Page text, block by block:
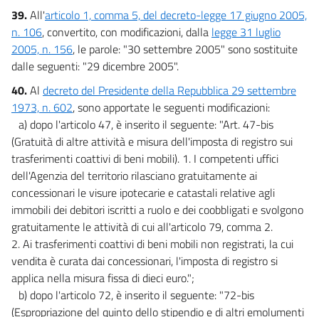
39.All'articolo 1, comma 5, del decreto-legge 17 giugno 2005,
n. 106, convertito, con modificazioni, dalla legge 31 luglio
2005, n. 156, le parole: "30 settembre 2005" sono sostituite
dalle seguenti: "29 dicembre 2005".
40.Al decreto del Presidente della Repubblica 29 settembre
1973, n. 602, sono apportate le seguenti modificazioni:
a) dopo l'articolo 47, è inserito il seguente: "Art. 47-bis
(Gratuità di altre attività e misura dell'imposta di registro sui
trasferimenti coattivi di beni mobili). 1. I competenti uffici
dell'Agenzia del territorio rilasciano gratuitamente ai
concessionari le visure ipotecarie e catastali relative agli
immobili dei debitori iscritti a ruolo e dei coobbligati e svolgono
gratuitamente le attività di cui all'articolo 79, comma 2.
2. Ai trasferimenti coattivi di beni mobili non registrati, la cui
vendita è curata dai concessionari, l'imposta di registro si
applica nella misura fissa di dieci euro.";
b) dopo l'articolo 72, è inserito il seguente: "72-bis
(Espropriazione del quinto dello stipendio e di altri emolumenti